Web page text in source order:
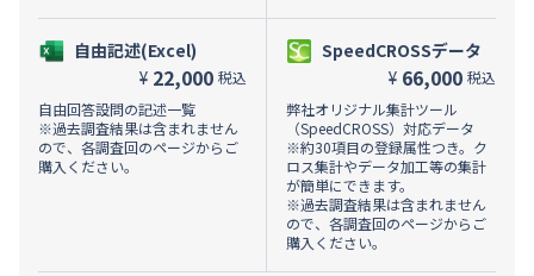
自由記述(Excel)
¥ 22,000 税込
自由回答設問の記述一覧
※過去調査結果は含まれません
ので、各調査回のページからご
購入ください。
SpeedCROSSデータ
¥ 66,000 税込
弊社オリジナル集計ツール
（SpeedCROSS）対応データ
※約30項目の登録属性つき。ク
ロス集計やデータ加工等の集計
が簡単にできます。
※過去調査結果は含まれません
ので、各調査回のページからご
購入ください。